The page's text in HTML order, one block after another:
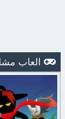
العاب